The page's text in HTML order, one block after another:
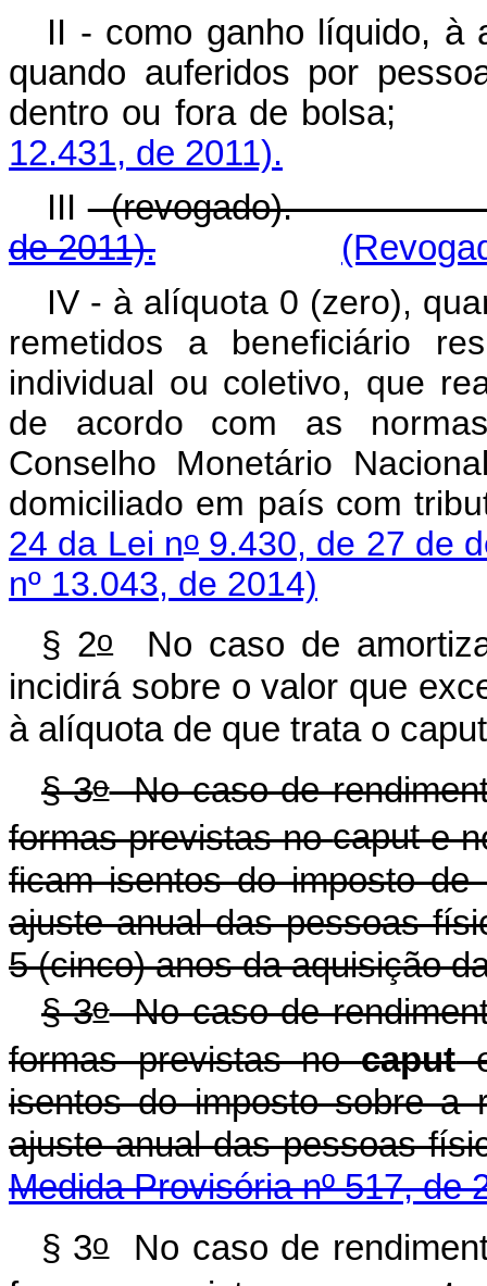
II - como ganho líquido, à
quando auferidos por
dentro ou fora de
12.431, de 2011).
III-
de 2011).
IV - à alíquota 0 (zero),
remetidos a beneficiário
individual ou coletivo, que
de acordo com as
Conselho Monetário
domiciliado em país com
24 da Lei no9.430, de 27 de
nº 13.043, de 2014)
§ 2oNo caso de
incidirá sobre o valor que
à alíquota de que trata o
§ 3oNo caso de
formas previstas nocapute
ficam isentos do imposto
ajuste anual das pessoas
5 (cinco) anos da aquisição
§ 3oNo caso de
formas previstas nocaput
isentos do imposto sobre a
ajuste anual das
Medida Provisória nº 517, de
§ 3oNo caso de